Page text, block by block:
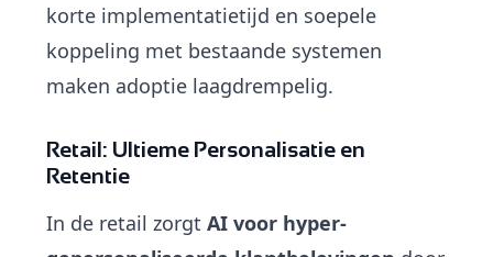
korte implementatietijd en soepele
koppeling met bestaande systemen
maken adoptie laagdrempelig.
Retail: Ultieme Personalisatie en
Retentie
In de retail zorgtAI voor hyper-